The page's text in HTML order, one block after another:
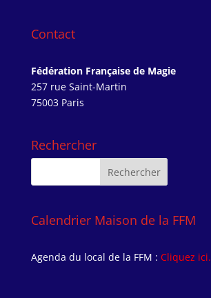
Contact
Fédération Française de Magie
257 rue Saint-Martin
75003 Paris
Rechercher
Calendrier Maison de la FFM
Agenda du local de la FFM : Cliquez ici.